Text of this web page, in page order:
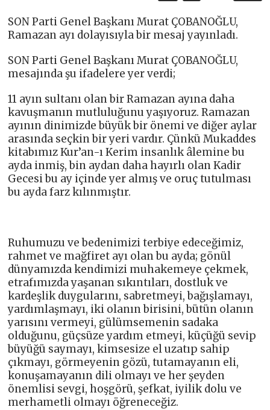
SON Parti Genel Başkanı Murat ÇOBANOĞLU,
Ramazan ayı dolayısıyla bir mesaj yayınladı.
SON Parti Genel Başkanı Murat ÇOBANOĞLU,
mesajında şu ifadelere yer verdi;
11 ayın sultanı olan bir Ramazan ayına daha
kavuşmanın mutluluğunu yaşıyoruz. Ramazan
ayının dinimizde büyük bir önemi ve diğer aylar
arasında seçkin bir yeri vardır. Çünkü Mukaddes
kitabımız Kur’an-ı Kerim insanlık âlemine bu
ayda inmiş, bin aydan daha hayırlı olan Kadir
Gecesi bu ay içinde yer almış ve oruç tutulması
bu ayda farz kılınmıştır.
Ruhumuzu ve bedenimizi terbiye edeceğimiz,
rahmet ve mağfiret ayı olan bu ayda; gönül
dünyamızda kendimizi muhakemeye çekmek,
etrafımızda yaşanan sıkıntıları, dostluk ve
kardeşlik duygularını, sabretmeyi, bağışlamayı,
yardımlaşmayı, iki olanın birisini, bütün olanın
yarısını vermeyi, gülümsemenin sadaka
olduğunu, güçsüze yardım etmeyi, küçüğü sevip
büyüğü saymayı, kimsesize el uzatıp sahip
çıkmayı, görmeyenin gözü, tutamayanın eli,
konuşamayanın dili olmayı ve her şeyden
önemlisi sevgi, hoşgörü, şefkat, iyilik dolu ve
merhametli olmayı öğreneceğiz.